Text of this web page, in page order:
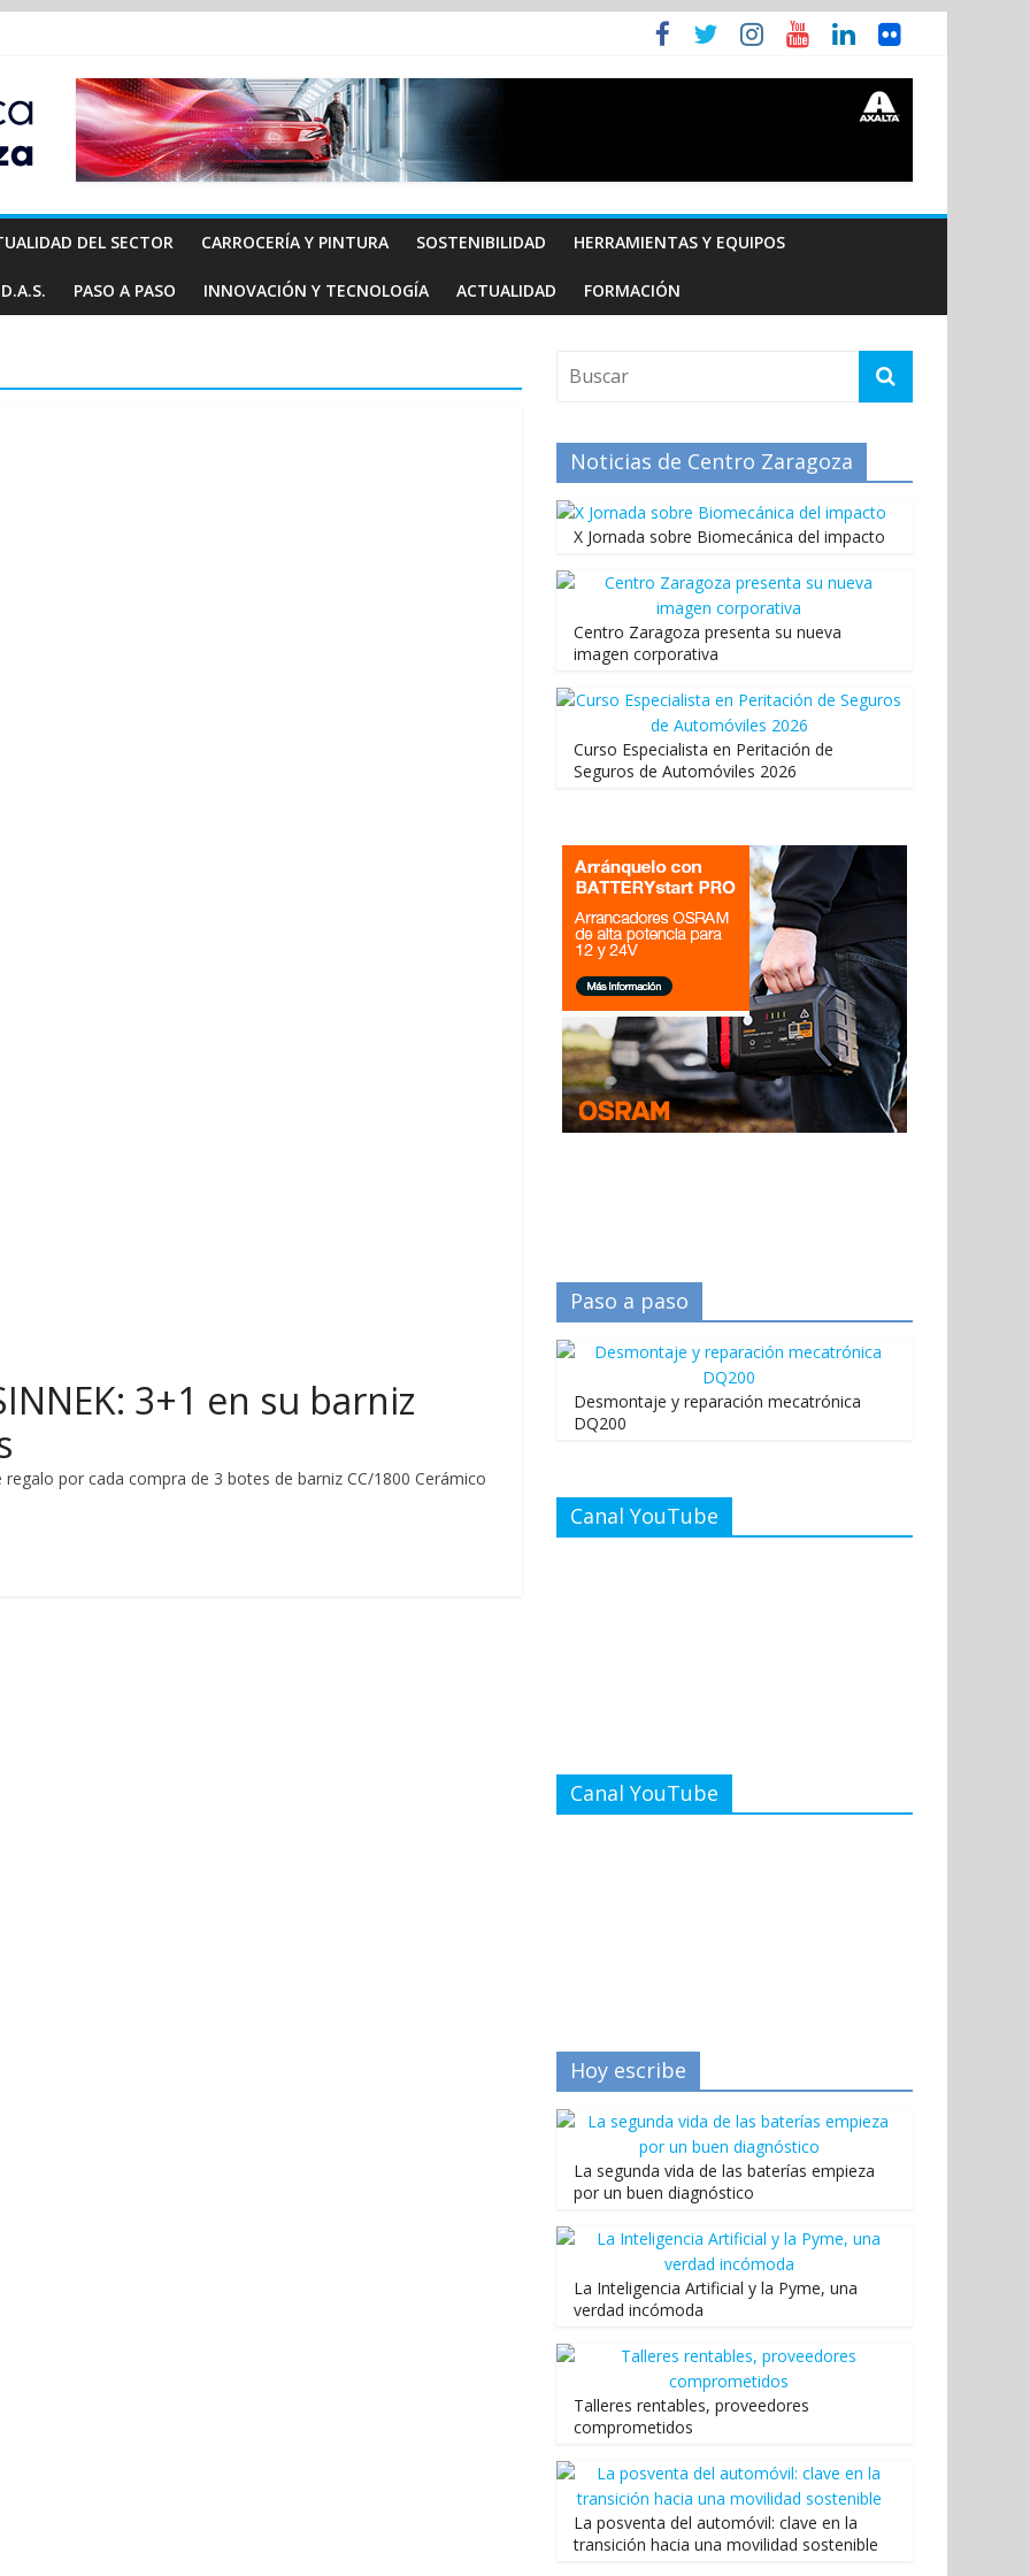
DEL SECTOR CARROCERÍA Y PINTURA SOSTENIBILIDAD HERRAMIENTAS Y EQUIPOS
PASO A PASO INNOVACIÓN Y TECNOLOGÍA ACTUALIDAD FORMACIÓN
3+1 en su barniz
por cada compra de 3 botes de barniz CC/1800 Cerámico
Noticias de Centro Zaragoza
X Jornada sobre Biomecánica del impacto
Centro Zaragoza presenta su nueva
imagen corporativa
Curso Especialista en Peritación de
Seguros de Automóviles 2026
Paso a paso
Desmontaje y reparación mecatrónica
DQ200
Canal YouTube
Canal YouTube
Hoy escribe
La segunda vida de las baterías empieza
por un buen diagnóstico
La Inteligencia Artificial y la Pyme, una
verdad incómoda
Talleres rentables, proveedores
comprometidos
La posventa del automóvil: clave en la
transición hacia una movilidad sostenible